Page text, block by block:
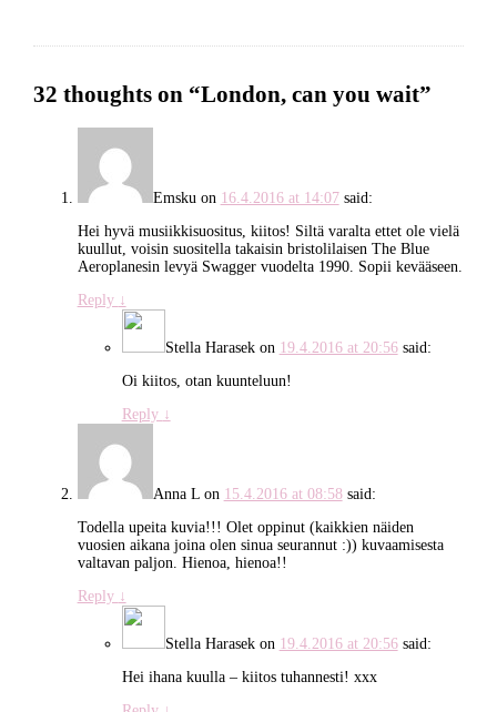
32 thoughts on “London, can you wait”
Emskuon 16.4.2016 at 14:07 said:
Hei hyvä musiikkisuositus, kiitos! Siltä varalta ettet ole vielä
kuullut, voisin suositella takaisin bristolilaisen The Blue
Aeroplanesin levyä Swagger vuodelta 1990. Sopii kevääseen.
Reply ↓
Stella Harasekon 19.4.2016 at 20:56 said:
Oi kiitos, otan kuunteluun!
Reply ↓
Anna Lon 15.4.2016 at 08:58 said:
Todella upeita kuvia!!! Olet oppinut (kaikkien näiden
vuosien aikana joina olen sinua seurannut :)) kuvaamisesta
valtavan paljon. Hienoa, hienoa!!
Reply ↓
Stella Harasekon 19.4.2016 at 20:56 said:
Hei ihana kuulla – kiitos tuhannesti! xxx